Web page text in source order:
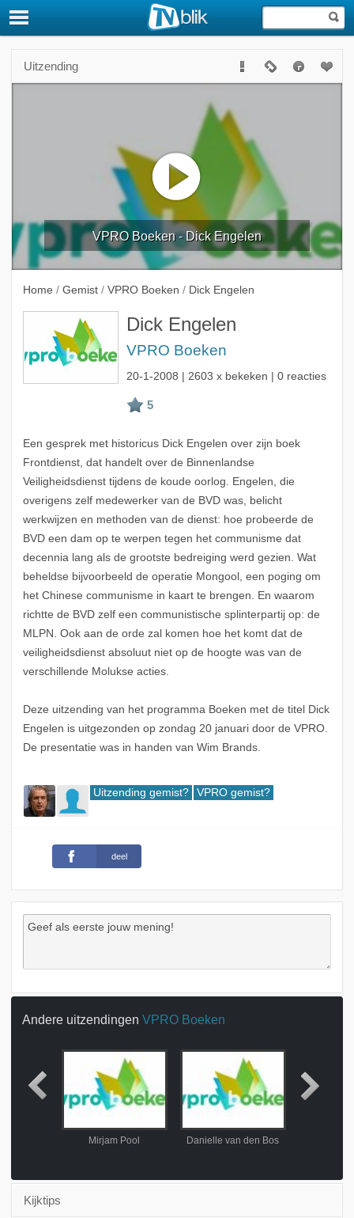
Uitzending
VPRO Boeken - Dick Engelen
Home / Gemist / VPRO Boeken / Dick Engelen
Dick Engelen
VPRO Boeken
20-1-2008 | 2603 x bekeken | 0 reacties
Een gesprek met historicus Dick Engelen over zijn boek
Frontdienst, dat handelt over de Binnenlandse
Veiligheidsdienst tijdens de koude oorlog. Engelen, die
overigens zelf medewerker van de BVD was, belicht
werkwijzen en methoden van de dienst: hoe probeerde de
BVD een dam op te werpen tegen het communisme dat
decennia lang als de grootste bedreiging werd gezien. Wat
beheldse bijvoorbeeld de operatie Mongool, een poging om
het Chinese communisme in kaart te brengen. En waarom
richtte de BVD zelf een communistische splinterpartij op: de
MLPN. Ook aan de orde zal komen hoe het komt dat de
veiligheidsdienst absoluut niet op de hoogte was van de
verschillende Molukse acties.
Deze uitzending van het programma Boeken met de titel Dick
Engelen is uitgezonden op zondag 20 januari door de VPRO.
De presentatie was in handen van Wim Brands.
Uitzending gemist? VPRO gemist?
deel
Andere uitzendingen VPRO Boeken
Mirjam Pool Danielle van den Bos
Kijktips